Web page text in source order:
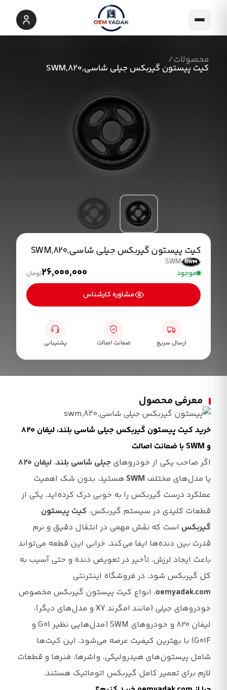
محصولات/
کیت پیستون گیربکس جیلی شاسی,820,SWM
کیت پیستون گیربکس جیلی شاسی,820,SWM
SWM
موجود 26,000,000تومان
مشاوره کارشناس
ارسال سریع ضمانت اصالت پشتیبانی
معرفی محصول
خرید کیت پیستون گیربکس جیلی شاسی بلند، لیفان ۸۲۰
و SWM با ضمانت اصالت
اگر صاحب یکی از خودروهای جیلی شاسی بلند، لیفان ۸۲۰
یا مدل‌های مختلف SWM هستید، بدون شک اهمیت
عملکرد درست گیربکس را به خوبی درک کرده‌اید. یکی از
قطعات کلیدی در سیستم گیربکس، کیت پیستون
گیربکس است که نقش مهمی در انتقال دقیق و نرم
قدرت بین دنده‌ها ایفا می‌کند. خرابی این قطعه می‌تواند
باعث ایجاد لرزش، تأخیر در تعویض دنده و حتی آسیب به
کل گیربکس شود. در فروشگاه اینترنتی
oemyadak.com، انواع کیت پیستون گیربکس مخصوص
خودروهای جیلی (مانند امگرند X7 و مدل‌های دیگر)،
لیفان ۸۲۰ و خودروهای SWM (مدل‌هایی نظیر G01 و
G01F) با بهترین کیفیت عرضه می‌شود. این کیت‌ها
شامل پیستون‌های هیدرولیکی، واشرها، فنرها و قطعات
لازم برای تعمیر کامل گیربکس اتوماتیک هستند.